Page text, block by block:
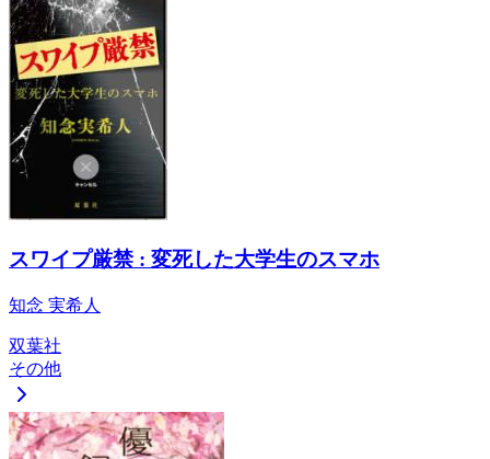
スワイプ厳禁 : 変死した大学生のスマホ
知念 実希人
双葉社
その他